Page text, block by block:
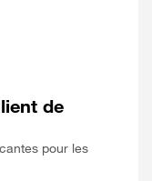
de
pour les